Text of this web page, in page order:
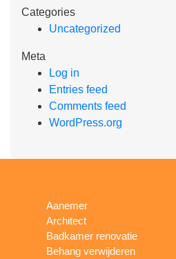
Categories
Uncategorized
Meta
Log in
Entries feed
Comments feed
WordPress.org
Aanemer
Architect
Badkamer renovatie
Behang verwijderen